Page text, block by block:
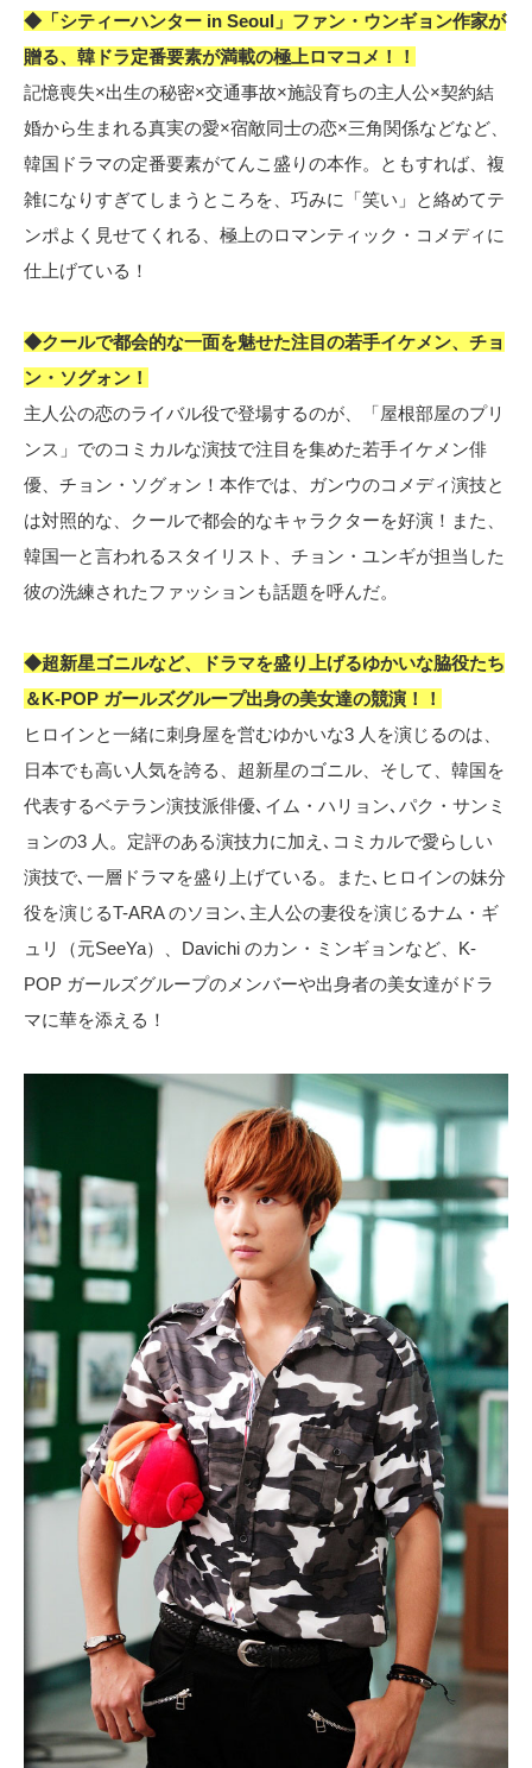
◆「シティーハンター in Seoul」ファン・ウンギョン作家が
贈る、韓ドラ定番要素が満載の極上ロマコメ！！
記憶喪失×出生の秘密×交通事故×施設育ちの主人公×契約結
婚から生まれる真実の愛×宿敵同士の恋×三角関係などなど、
韓国ドラマの定番要素がてんこ盛りの本作。ともすれば、複
雑になりすぎてしまうところを、巧みに「笑い」と絡めてテ
ンポよく見せてくれる、極上のロマンティック・コメディに
仕上げている！
◆クールで都会的な一面を魅せた注目の若手イケメン、チョ
ン・ソグォン！
主人公の恋のライバル役で登場するのが、「屋根部屋のプリ
ンス」でのコミカルな演技で注目を集めた若手イケメン俳
優、チョン・ソグォン！本作では、ガンウのコメディ演技と
は対照的な、クールで都会的なキャラクターを好演！また、
韓国一と言われるスタイリスト、チョン・ユンギが担当した
彼の洗練されたファッションも話題を呼んだ。
◆超新星ゴニルなど、ドラマを盛り上げるゆかいな脇役たち
＆K-POP ガールズグループ出身の美女達の競演！！
ヒロインと一緒に刺身屋を営むゆかいな3 人を演じるのは、
日本でも高い人気を誇る、超新星のゴニル、そして、韓国を
代表するベテラン演技派俳優､イム・ハリョン､パク・サンミ
ョンの3 人。定評のある演技力に加え､コミカルで愛らしい
演技で､一層ドラマを盛り上げている。また､ヒロインの妹分
役を演じるT-ARA のソヨン､主人公の妻役を演じるナム・ギ
ュリ（元SeeYa）、Davichi のカン・ミンギョンなど、K-
POP ガールズグループのメンバーや出身者の美女達がドラ
マに華を添える！